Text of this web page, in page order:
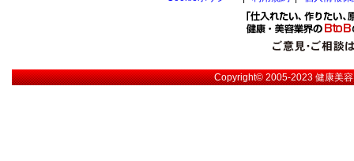
Copyright© 2005-2023健康美